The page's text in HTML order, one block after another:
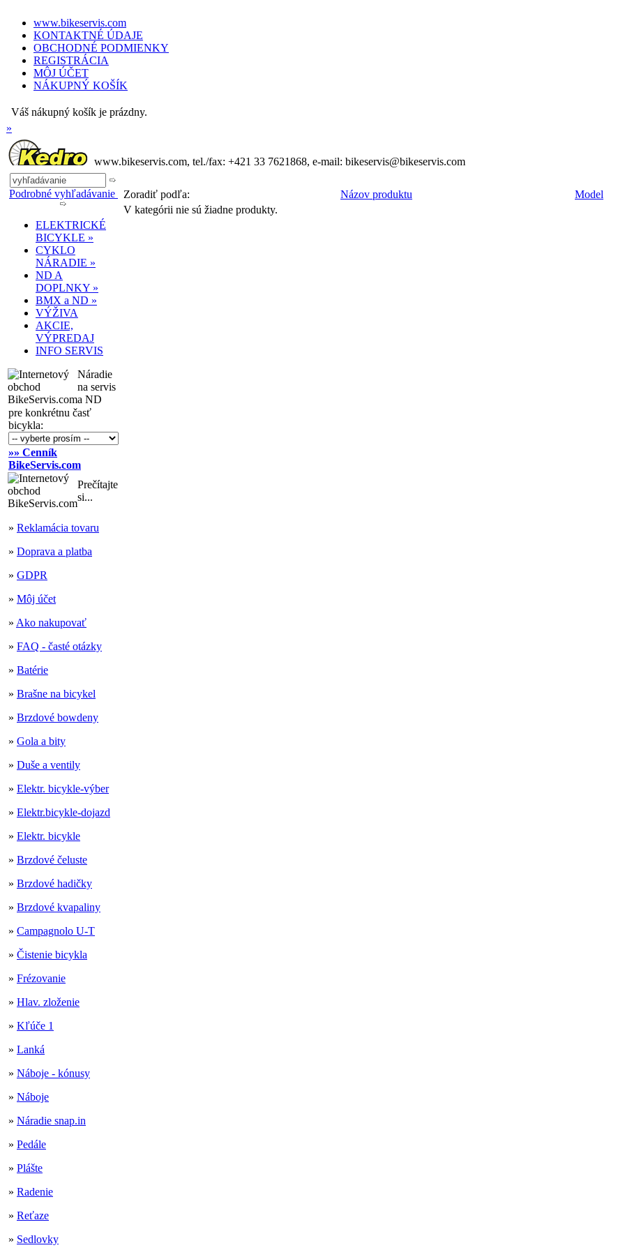
www.bikeservis.com
KONTAKTNÉ ÚDAJE
OBCHODNÉ PODMIENKY
REGISTRÁCIA
MÔJ ÚČET
NÁKUPNÝ KOŠÍK
Váš nákupný košík je prázdny.
»
www.bikeservis.com, tel./fax: +421 33 7621868, e-mail: bikeservis@bikeservis.com
Podrobné vyhľadávanie
ELEKTRICKÉ
BICYKLE »
CYKLO
NÁRADIE »
ND A
DOPLNKY »
BMX a ND »
VÝŽIVA
AKCIE,
VÝPREDAJ
INFO SERVIS
Náradie
na servis
a ND
pre konkrétnu časť
bicykla:
»» Cenník
BikeServis.com
Prečítajte
si...
» Reklamácia tovaru
» Doprava a platba
» GDPR
» Môj účet
» Ako nakupovať
» FAQ - časté otázky
» Batérie
» Brašne na bicykel
» Brzdové bowdeny
» Gola a bity
» Duše a ventily
» Elektr. bicykle-výber
» Elektr.bicykle-dojazd
» Elektr. bicykle
» Brzdové čeluste
» Brzdové hadičky
» Brzdové kvapaliny
» Campagnolo U-T
» Čistenie bicykla
» Frézovanie
» Hlav. zloženie
» Kľúče 1
» Lanká
» Náboje - kónusy
» Náboje
» Náradie snap.in
» Pedále
» Plášte
» Radenie
» Reťaze
» Sedlovky
Zoradiť podľa: Názov produktu
Model
V kategórii nie sú žiadne produkty.